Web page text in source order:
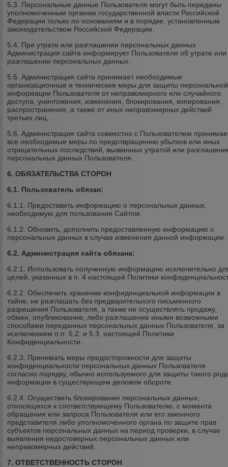
5.3. Персональные данные Пользователя могут быть переданы
уполномоченным органам государственной власти Российской
Федерации только по основаниям и в порядке, установленным
законодательством Российской Федерации.
5.4. При утрате или разглашении персональных данных
Администрация сайта информирует Пользователя об утрате или
разглашении персональных данных.
5.5. Администрация сайта принимает необходимые
организационные и технические меры для защиты персональной
информации Пользователя от неправомерного или случайного
доступа, уничтожения, изменения, блокирования, копирования,
распространения, а также от иных неправомерных действий
третьих лиц.
5.6. Администрация сайта совместно с Пользователем
все необходимые меры по предотвращению убытков или иных
отрицательных последствий, вызванных утратой или
персональных данных Пользователя.
6. ОБЯЗАТЕЛЬСТВА СТОРОН
6.1. Пользователь обязан:
6.1.1. Предоставить информацию о персональных данных,
необходимую для пользования Сайтом.
6.1.2. Обновить, дополнить предоставленную информацию о
персональных данных в случае изменения данной информации.
6.2. Администрация сайта обязана:
6.2.1. Использовать полученную информацию исключительно
целей, указанных в п. 4 настоящей Политики
6.2.2. Обеспечить хранение конфиденциальной информации в
тайне, не разглашать без предварительного письменного
разрешения Пользователя, а также не осуществлять продажу,
обмен, опубликование, либо разглашение иными возможными
способами переданных персональных данных Пользователя, за
исключением п.п. 5.2. и 5.3. настоящей Политики
Конфиденциальности.
6.2.3. Принимать меры предосторожности для защиты
конфиденциальности персональных данных Пользователя
согласно порядку, обычно используемого для защиты такого
информации в существующем деловом обороте.
6.2.4. Осуществить блокирование персональных данных,
относящихся к соответствующему Пользователю, с момента
обращения или запроса Пользователя или его законного
представителя либо уполномоченного органа по защите прав
субъектов персональных данных на период проверки, в случае
выявления недостоверных персональных данных или
неправомерных действий.
7. ОТВЕТСТВЕННОСТЬ СТОРОН